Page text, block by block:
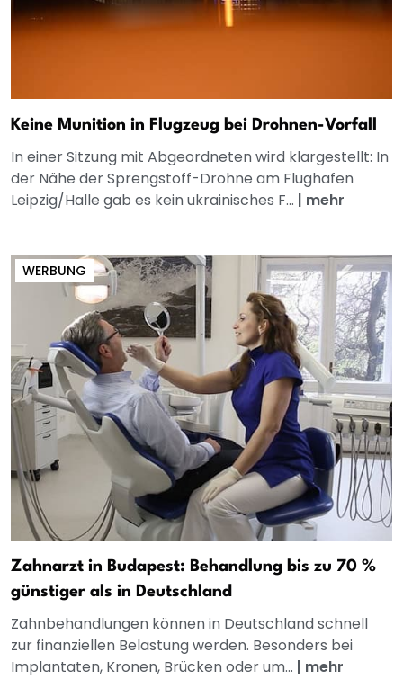
Keine Munition in Flugzeug bei Drohnen-Vorfall
In einer Sitzung mit Abgeordneten wird klargestellt: In
der Nähe der Sprengstoff-Drohne am Flughafen
Leipzig/Halle gab es kein ukrainisches F... | mehr
WERBUNG
Zahnarzt in Budapest: Behandlung bis zu 70 %
günstiger als in Deutschland
Zahnbehandlungen können in Deutschland schnell
zur finanziellen Belastung werden. Besonders bei
Implantaten, Kronen, Brücken oder um... | mehr